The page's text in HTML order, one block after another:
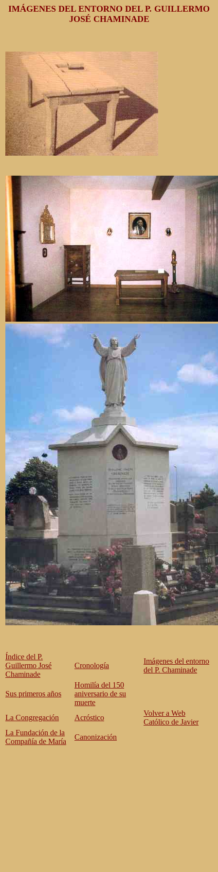
IMÁGENES DEL ENTORNO DEL P. GUILLERMO
JOSÉ CHAMINADE
Índice del P.
Guillermo José
Chaminade
Cronología
Imágenes del entorno
del P. Chaminade
Sus primeros años
Homilía del 150
aniversario de su
muerte
La Congregación
Acróstico
Volver a Web
Católico de Javier
La Fundación de la
Compañía de María
Canonización